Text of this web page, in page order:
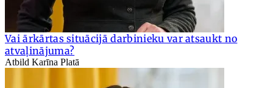
Vai ārkārtas situācijā darbinieku var atsaukt no
atvaļinājuma?
Atbild Karīna Platā